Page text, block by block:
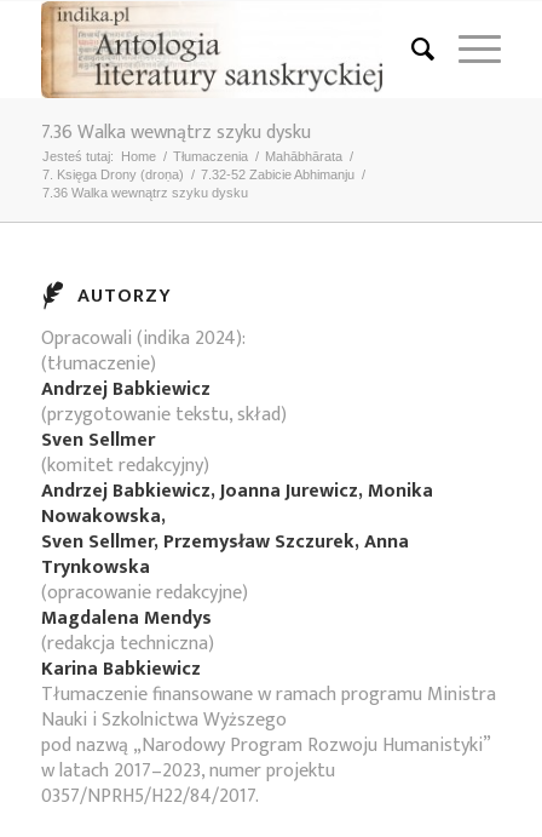
7.36 Walka wewnątrz szyku dysku
Jesteś tutaj: Home / Tłumaczenia / Mahābhārata /
7. Księga Drony (droṇa) / 7.32-52 Zabicie Abhimanju /
7.36 Walka wewnątrz szyku dysku
AUTORZY
Opracowali (indika 2024):
(tłumaczenie)
Andrzej Babkiewicz
(przygotowanie tekstu, skład)
Sven Sellmer
(komitet redakcyjny)
Andrzej Babkiewicz, Joanna Jurewicz, Monika
Nowakowska,
Sven Sellmer, Przemysław Szczurek, Anna
Trynkowska
(opracowanie redakcyjne)
Magdalena Mendys
(redakcja techniczna)
Karina Babkiewicz
Tłumaczenie finansowane w ramach programu Ministra
Nauki i Szkolnictwa Wyższego
pod nazwą „Narodowy Program Rozwoju Humanistyki”
w latach 2017–2023, numer projektu
0357/NPRH5/H22/84/2017.